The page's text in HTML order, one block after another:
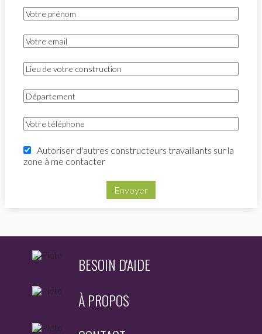
Autoriser d'autres constructeurs travaillants sur la
zone à me contacter
Envoyer
BESOIN D'AIDE
À PROPOS